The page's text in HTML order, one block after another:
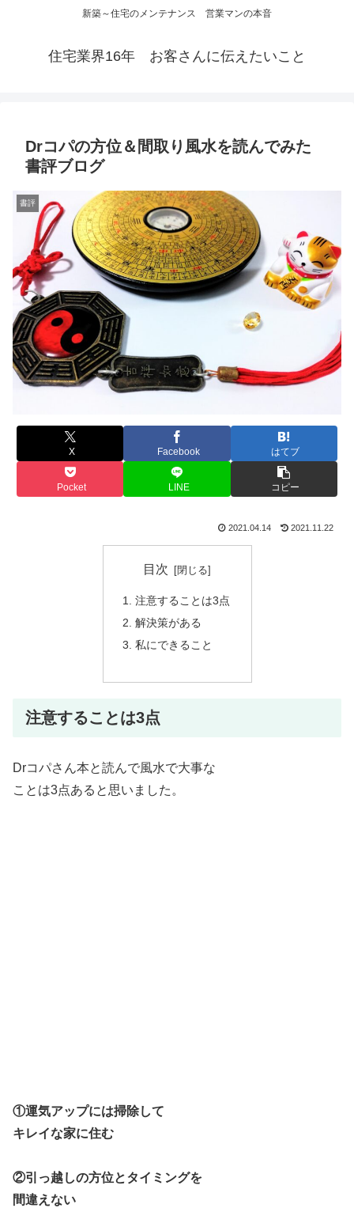
新築～住宅のメンテナンス 営業マンの本音
住宅業界16年 お客さんに伝えたいこと
Drコパの方位＆間取り風水を読んでみた
書評ブログ
書評
X Facebook はてブ
Pocket LINE コピー
2021.04.14 2021.11.22
目次
注意することは3点
解決策がある
私にできること
注意することは3点
Drコパさん本と読んで風水で大事な
ことは3点あると思いました。
①運気アップには掃除して
キレイな家に住む
②引っ越しの方位とタイミングを
間違えない